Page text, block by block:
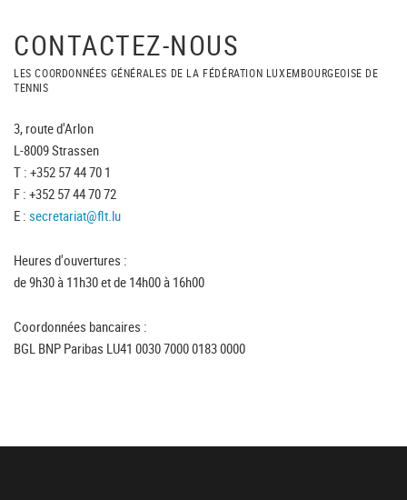
CONTACTEZ-NOUS
LES COORDONNÉES GÉNÉRALES DE LA FÉDÉRATION LUXEMBOURGEOISE DE
TENNIS
3, route d'Arlon
L-8009 Strassen
T : +352 57 44 70 1
F : +352 57 44 70 72
E : secretariat@flt.lu
Heures d'ouvertures :
de 9h30 à 11h30 et de 14h00 à 16h00
Coordonnées bancaires :
BGL BNP Paribas LU41 0030 7000 0183 0000